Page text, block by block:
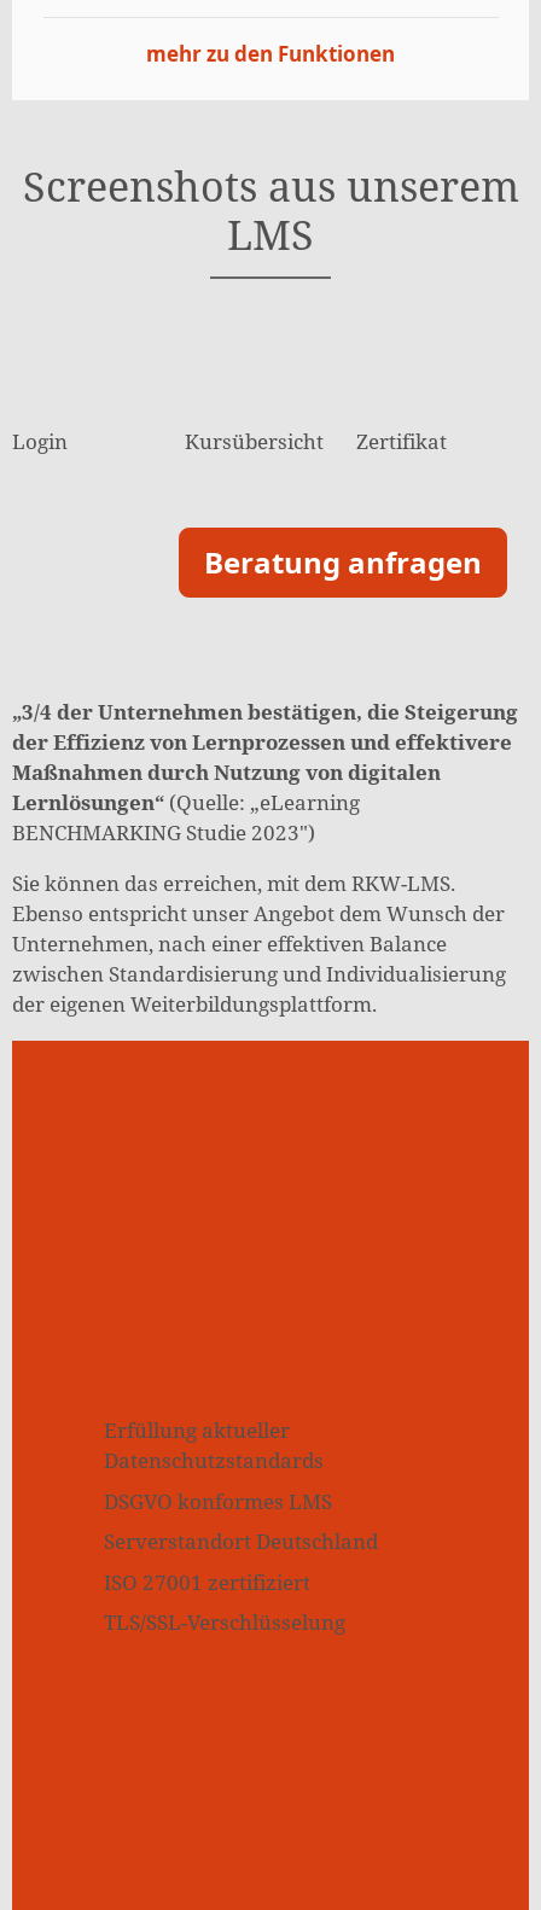
mehr zu den Funktionen
Screenshots aus unserem
LMS
Login Kursübersicht Zertifikat
Beratung anfragen
„3/4 der Unternehmen bestätigen, die Steigerung
der Effizienz von Lernprozessen und effektivere
Maßnahmen durch Nutzung von digitalen
Lernlösungen“ (Quelle: „eLearning
BENCHMARKING Studie 2023″)
Sie können das erreichen, mit dem RKW-LMS.
Ebenso entspricht unser Angebot dem Wunsch der
Unternehmen, nach einer effektiven Balance
zwischen Standardisierung und Individualisierung
der eigenen Weiterbildungsplattform.
Erfüllung aktueller
Datenschutzstandards
DSGVO konformes LMS
Serverstandort Deutschland
ISO 27001 zertifiziert
TLS/SSL-Verschlüsselung